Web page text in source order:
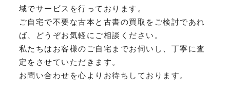
域でサービスを行っております。
ご自宅で不要な古本と古書の買取をご検討であれ
ば、どうぞお気軽にご相談ください。
私たちはお客様のご自宅までお伺いし、丁寧に査
定をさせていただきます。
お問い合わせを心よりお待ちしております。